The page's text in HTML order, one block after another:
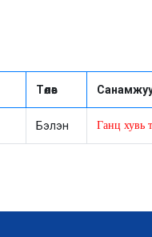
Төлөв
Бэлэн Ганц хувь